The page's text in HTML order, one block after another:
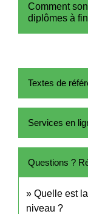
Comment
diplômes à
Textes de
Services en
Questions ?
Quelle est
niveau ?